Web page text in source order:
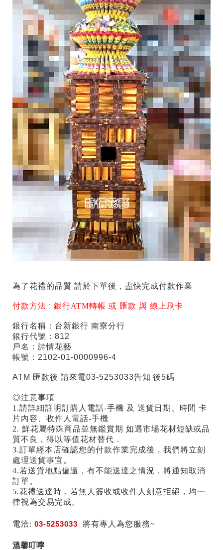
為了花禮的品質 請於下單後，盡快完成付款作業
付款方法 :銀行ATM轉帳 或 匯款 與 線上刷卡
銀行名稱：台新銀行 南寮分行
銀行代號：812
戶名：詩情花藝
帳號：2102-01-0000996-4
ATM 匯款後 請來電03-5253033告知 後5碼
◎注意事項
1.請詳細註明訂購人電話-手機 及 送貨日期、時間 卡
片內容、收件人電話-手機
2. 鮮花屬特殊商品並無鑑賞期 如遇市場花材短缺或品
質不良，得以等值花材替代．
3.訂單經本店確認您的付款作業完成後，我們將立刻
處理送貨事宜。
4.若送貨地點偏遠，有不能送達之情況，將通知取消
訂單。
5.花禮送達時，若無人簽收或收件人刻意拒絕，均一
律視為交易完成。
電洽:03-5253033 將有專人為您服務~
溫馨叮嚀